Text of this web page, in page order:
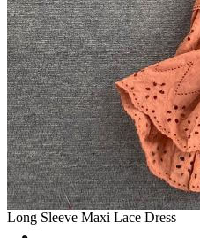
Long Sleeve Maxi Lace Dress